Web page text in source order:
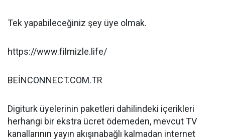
Tek yapabileceğiniz şey üye olmak.
https://www.filmizle.life/
BEİNCONNECT.COM.TR
Digiturk üyelerinin paketleri dahilindeki içerikleri
herhangi bir ekstra ücret ödemeden, mevcut TV
kanallarının yayın akışınabağlı kalmadan internet